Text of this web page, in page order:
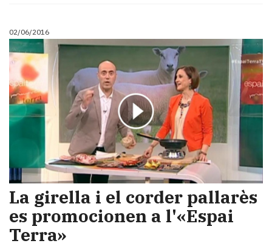
02/06/2016
La girella i el corder pallarès
es promocionen a l'«Espai
Terra»